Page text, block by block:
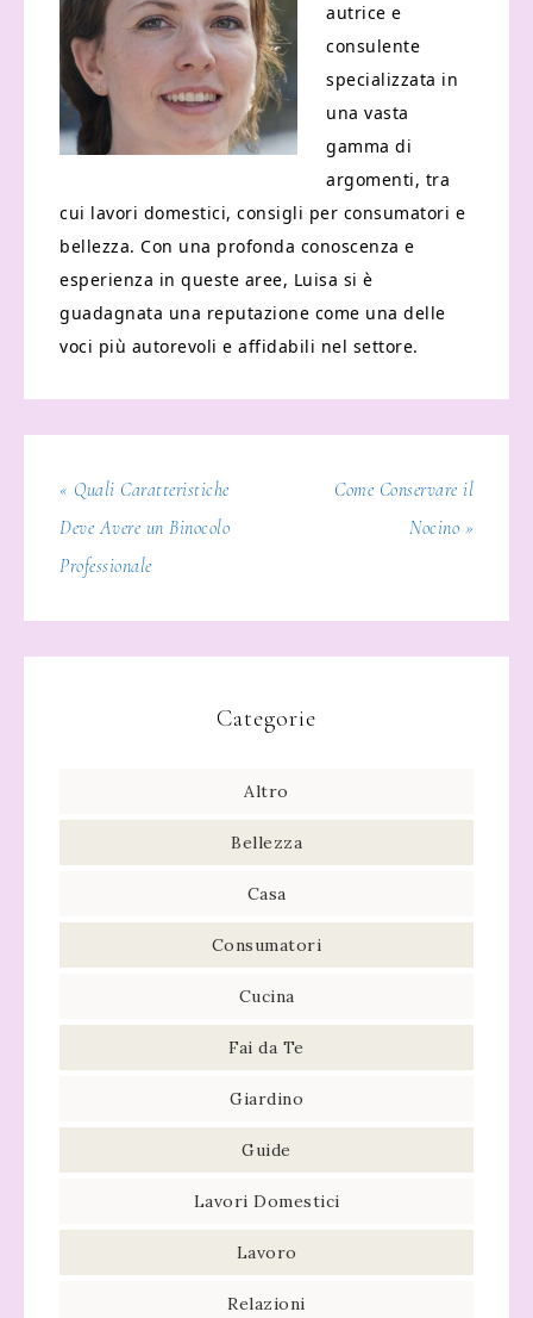
autrice e
consulente
specializzata in
una vasta
gamma di
argomenti, tra
cui lavori domestici, consigli per consumatori e
bellezza. Con una profonda conoscenza e
esperienza in queste aree, Luisa si è
guadagnata una reputazione come una delle
voci più autorevoli e affidabili nel settore.
« Quali Caratteristiche
Deve Avere un Binocolo
Professionale
Come Conservare il
Nocino »
Categorie
Altro
Bellezza
Casa
Consumatori
Cucina
Fai da Te
Giardino
Guide
Lavori Domestici
Lavoro
Relazioni